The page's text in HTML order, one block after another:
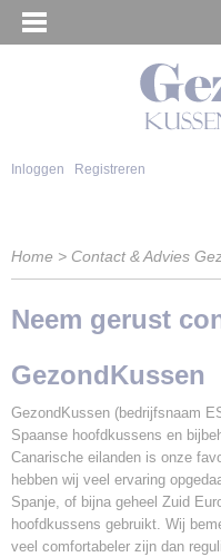
Inloggen Registreren
Home > Contact & Advies
Neem gerust
GezondKussen
GezondKussen (bedrijfsnaam
Spaanse hoofdkussens en
Canarische eilanden is onze
hebben wij veel ervaring
Spanje, of bijna geheel Zuid
hoofdkussens gebruikt. Wij
veel comfortabeler zijn dan